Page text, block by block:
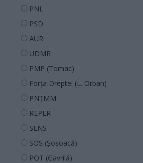
PNL
PSD
AUR
UDMR
PMP (Tomac)
Forța Dreptei (L. Orban)
PNȚMM
REPER
SENS
SOS (Șoșoacă)
POT (Gavrilă)